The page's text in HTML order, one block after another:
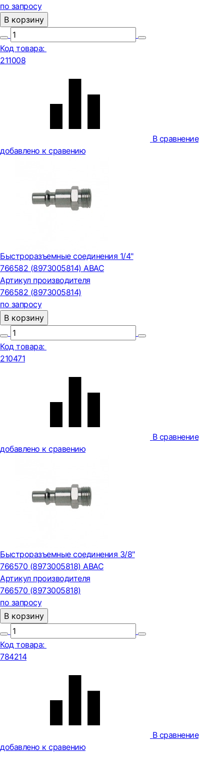
по запросу
В корзину
Код товара:
211008
В сравнение
добавлено к сравению
Быстроразъемные соединения 1/4"
766582 (8973005814) ABAC
Артикул производителя
766582 (8973005814)
по запросу
В корзину
Код товара:
210471
В сравнение
добавлено к сравению
Быстроразъемные соединения 3/8"
766570 (8973005818) ABAC
Артикул производителя
766570 (8973005818)
по запросу
В корзину
Код товара:
784214
В сравнение
добавлено к сравению